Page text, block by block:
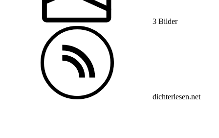
3 Bilder
dichterlesen.net